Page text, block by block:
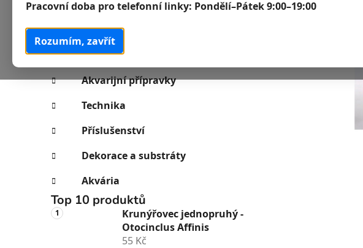
Pracovní doba pro telefonní linky: Pondělí–Pátek 9:00–19:00
Rozumím, zavřít
r
a
n
n
í
p
a
e
l
e
g
o
r
i
e
Akvarijní živočichové
Akvarijní rostliny
Krmivo
Akvarijní přípravky
Technika
Příslušenství
Dekorace a substráty
Akvária
Top 10 produktů
Krunýřovec jednopruhý -
Otocinclus Affinis
55 Kč